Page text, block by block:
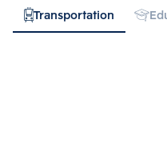
Transportation